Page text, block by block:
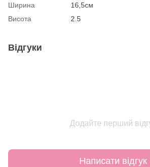
Ширина
16,5см
Висота
2.5
Відгуки
Додайте перший
Написати відгук